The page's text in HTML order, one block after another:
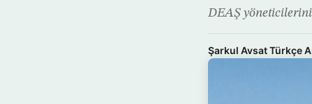
DEAŞ
Şarkul Avsat Türkçe